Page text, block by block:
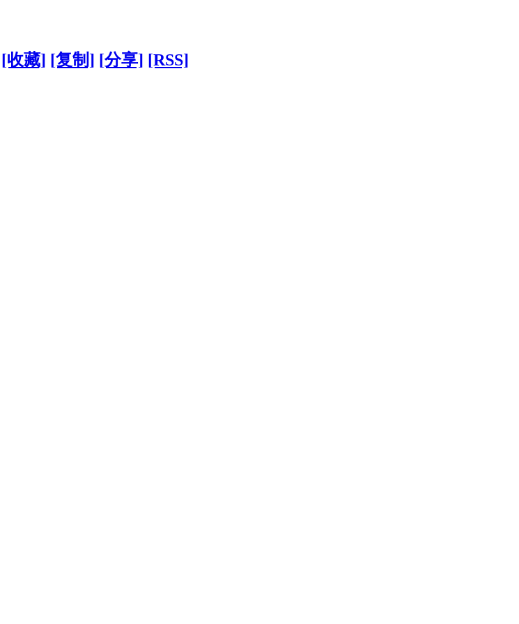
[收藏] [复制] [分享] [RSS]